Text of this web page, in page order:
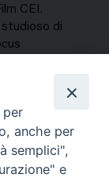
CEI.
studioso di
per
anche per
semplici",
e